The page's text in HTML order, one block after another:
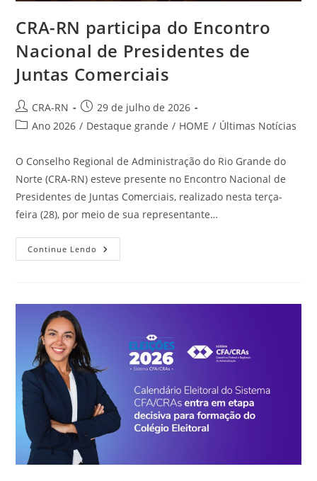
CRA-RN participa do Encontro
Nacional de Presidentes de
Juntas Comerciais
Autor
do
CRA-RN
Post
publicado:
29 de julho de 2026
Categoria
post:
Ano 2026 / Destaque grande / HOME / Últimas Notícias
O Conselho Regional de Administração do Rio Grande do
Norte (CRA-RN) esteve presente no Encontro Nacional de
Presidentes de Juntas Comerciais, realizado nesta terça-
feira (28), por meio de sua representante…
Continue Lendo CRA-
RN
De
Juntas
Comerciais